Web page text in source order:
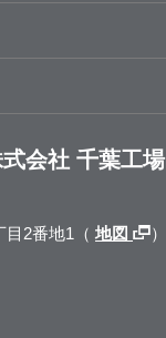
会社 千葉工場
目2番地1（ 地図
）